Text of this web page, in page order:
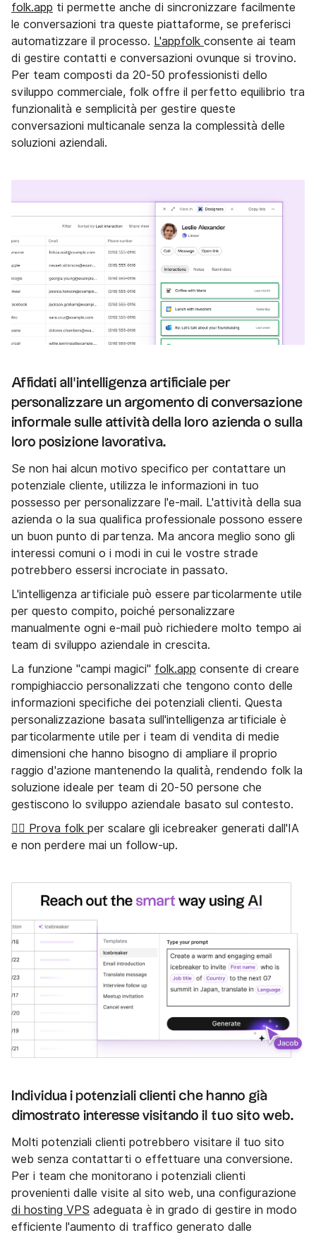
folk.app ti permette anche di sincronizzare facilmente
le conversazioni tra queste piattaforme, se preferisci
automatizzare il processo. L'appfolk consente ai team
di gestire contatti e conversazioni ovunque si trovino.
Per team composti da 20-50 professionisti dello
sviluppo commerciale, folk offre il perfetto equilibrio tra
funzionalità e semplicità per gestire queste
conversazioni multicanale senza la complessità delle
soluzioni aziendali.
Affidati all'intelligenza artificiale per
personalizzare un argomento di conversazione
informale sulle attività della loro azienda o sulla
loro posizione lavorativa.
Se non hai alcun motivo specifico per contattare un
potenziale cliente, utilizza le informazioni in tuo
possesso per personalizzare l'e-mail. L'attività della sua
azienda o la sua qualifica professionale possono essere
un buon punto di partenza. Ma ancora meglio sono gli
interessi comuni o i modi in cui le vostre strade
potrebbero essersi incrociate in passato.
L'intelligenza artificiale può essere particolarmente utile
per questo compito, poiché personalizzare
manualmente ogni e-mail può richiedere molto tempo ai
team di sviluppo aziendale in crescita.
La funzione "campi magici" folk.app consente di creare
rompighiaccio personalizzati che tengono conto delle
informazioni specifiche dei potenziali clienti. Questa
personalizzazione basata sull'intelligenza artificiale è
particolarmente utile per i team di vendita di medie
dimensioni che hanno bisogno di ampliare il proprio
raggio d'azione mantenendo la qualità, rendendo folk la
soluzione ideale per team di 20-50 persone che
gestiscono lo sviluppo aziendale basato sul contesto.
👉🏼 Prova folk per scalare gli icebreaker generati dall'IA
e non perdere mai un follow-up.
Individua i potenziali clienti che hanno già
dimostrato interesse visitando il tuo sito web.
Molti potenziali clienti potrebbero visitare il tuo sito
web senza contattarti o effettuare una conversione.
Per i team che monitorano i potenziali clienti
provenienti dalle visite al sito web, una configurazione
di hosting VPS adeguata è in grado di gestire in modo
efficiente l'aumento di traffico generato dalle